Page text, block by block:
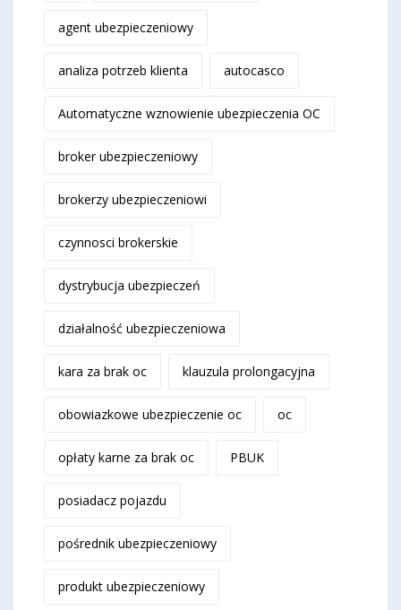
agent ubezpieczeniowy
analiza potrzeb klienta autocasco
Automatyczne wznowienie ubezpieczenia OC
broker ubezpieczeniowy
brokerzy ubezpieczeniowi
czynnosci brokerskie
dystrybucja ubezpieczeń
działalność ubezpieczeniowa
kara za brak oc klauzula prolongacyjna
obowiazkowe ubezpieczenie oc oc
opłaty karne za brak oc PBUK
posiadacz pojazdu
pośrednik ubezpieczeniowy
produkt ubezpieczeniowy